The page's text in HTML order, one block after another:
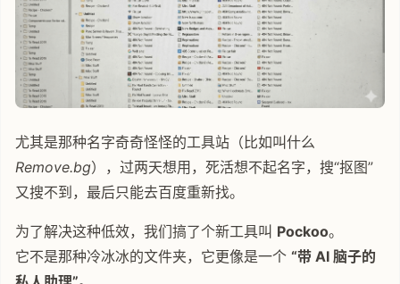
尤其是那种名字奇奇怪怪的工具站（比如叫什么
Remove.bg），过两天想用，死活想不起名字，搜“抠图”
又搜不到，最后只能去百度重新找。
为了解决这种低效，我们搞了个新工具叫 Pockoo。
它不是那种冷冰冰的文件夹，它更像是一个 “带 AI 脑子的